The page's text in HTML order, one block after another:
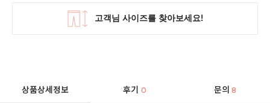
상품상세정보 후기0 문의 8